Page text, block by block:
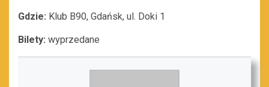
Gdzie: Klub B90, Gdańsk, ul. Doki 1
Bilety: wyprzedane